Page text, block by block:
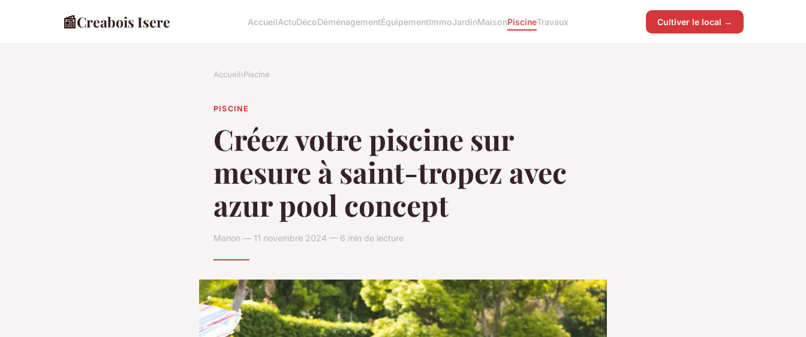
📰Creabois Isere AccueilActuDécoDéménagementÉquipementImmoJardinMaisonPiscineTravaux Cultiver le local →
Accueil›Piscine
PISCINE
Créez votre piscine sur
mesure à saint-tropez avec
azur pool concept
Manon — 11 novembre 2024 — 6 min de lecture